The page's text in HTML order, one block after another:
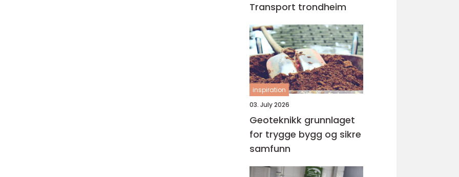
Transport trondheim
inspiration
03. July 2026
Geoteknikk grunnlaget
for trygge bygg og sikre
samfunn